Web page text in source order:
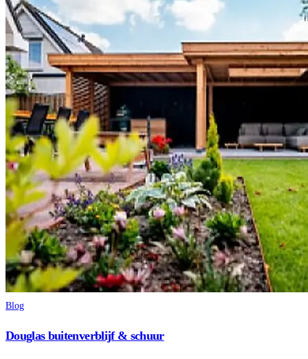
Blog
Douglas buitenverblijf & schuur